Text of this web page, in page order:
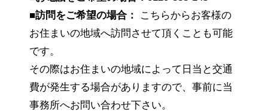
■訪問をご希望の場合：
こちらからお客様の
お住まいの地域へ訪問させて頂くことも可能
です。
その際はお住まいの地域によって日当と交通
費が発生する場合がありますので、事前に当
事務所へお問い合わせ下さい。